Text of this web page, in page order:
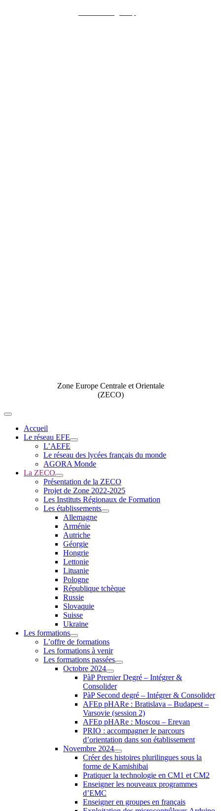
Zone Europe Centrale et Orientale
(ZECO)
Toggle
NavigationAccueil
Le réseau EFE
L’AEFE
Le réseau des lycées français du monde
AGORA Monde
La ZECO
Présentation de la ZECO
Projet de Zone 2022-2025
Les Instituts Régionaux de Formation
Les établissements
Allemagne
Arménie
Autriche
Géorgie
Hongrie
Lettonie
Lituanie
Pologne
République tchèque
Russie
Slovaquie
Suisse
Ukraine
Les formations
L’offre de formations
Les formations à venir
Les formations passées
Octobre 2024
PàP Premier Degré – Intégrer &
Consolider
PàP Second degré – Intégrer & Consolider
AFEp pHARe : Bratislava – Budapest –
Varsovie (session 2)
AFEp pHARe : Moscou – Erevan
PRIO : accompagner le parcours
d’orientation dans son établissement
Novembre 2024
Créer des histoires plurilingues sous la
forme de Kamishibai
Pratiquer la technologie en CM1 et CM2
Enseigner les nouveaux programmes
d’EMC
Enseigner en groupes en français